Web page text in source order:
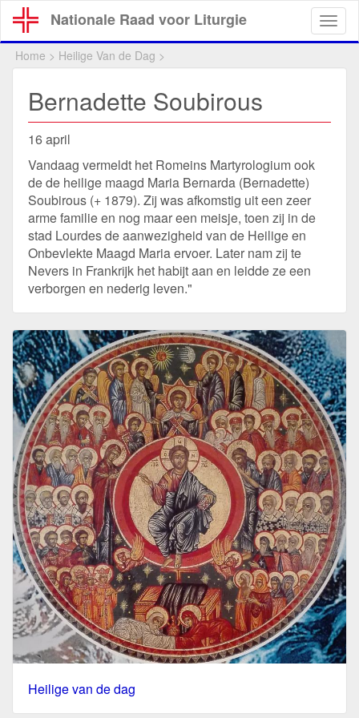
Overslaan
en
naar
Nationale Raad voor Liturgie
Home > Heilige Van de Dag >
Bernadette Soubirous
16 april
Vandaag vermeldt het Romeins Martyrologium ook
de de heilige maagd Maria Bernarda (Bernadette)
Soubirous (+ 1879). Zij was afkomstig uit een zeer
arme familie en nog maar een meisje, toen zij in de
stad Lourdes de aanwezigheid van de Heilige en
Onbevlekte Maagd Maria ervoer. Later nam zij te
Nevers in Frankrijk het habijt aan en leidde ze een
verborgen en nederig leven."
Heilige van de dag